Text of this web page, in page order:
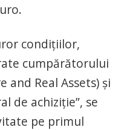
condiţiilor,
cumpărătorului
Real Assets) şi
de achiziţie”, se
pe primul